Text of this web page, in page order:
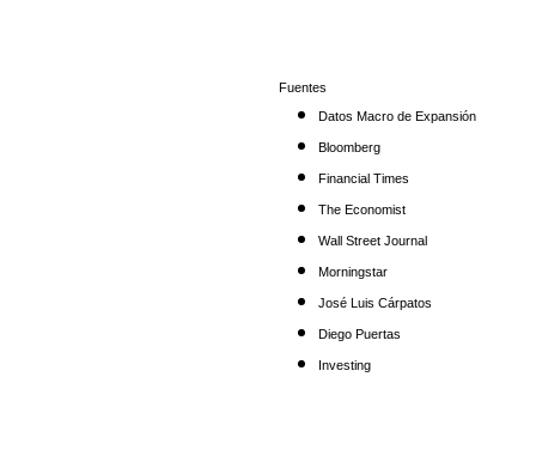
Fuentes
Datos Macro de Expansión
Bloomberg
Financial Times
The Economist
Wall Street Journal
Morningstar
José Luis Cárpatos
Diego Puertas
Investing